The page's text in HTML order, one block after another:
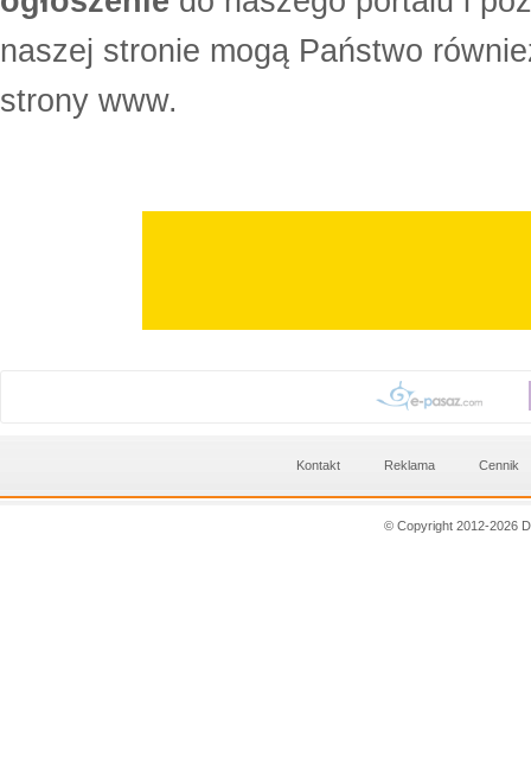
naszej stronie mogą Państwo
strony www.
Kontakt Reklama Cennik
© Copyright 2012-2026